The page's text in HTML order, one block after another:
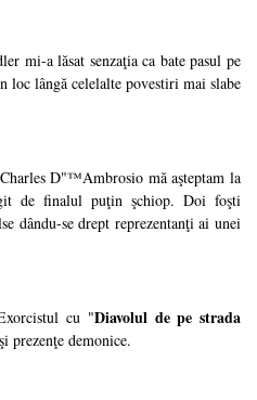
mi-a lăsat senzaţia ca bate pasul pe
loc lângă celelalte povestiri mai slabe
D"™Ambrosio mă aşteptam la
de finalul puţin şchiop. Doi foşti
dându-se drept reprezentanţi ai unei
cu "Diavolul de pe strada
prezenţe demonice.